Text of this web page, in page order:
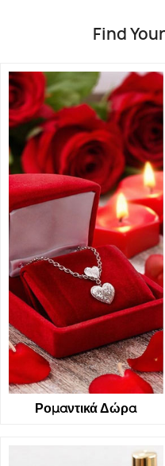
Find
Ρομαντικά Δώρα